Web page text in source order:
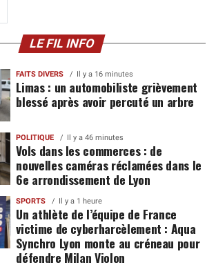
LE FIL INFO
FAITS DIVERS Il y a 16 minutes
Limas : un automobiliste grièvement
blessé après avoir percuté un arbre
POLITIQUE Il y a 46 minutes
Vols dans les commerces : de
nouvelles caméras réclamées dans le
6e arrondissement de Lyon
SPORTS Il y a 1 heure
Un athlète de l’équipe de France
victime de cyberharcèlement : Aqua
Synchro Lyon monte au créneau pour
défendre Milan Violon